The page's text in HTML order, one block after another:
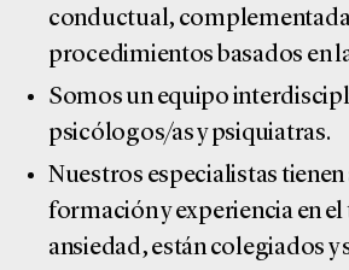
conductual,
procedimientos basados en
Somos un equipo
psicólogos/as y psiquiatras.
Nuestros especialistas
formación y experiencia en
ansiedad, están colegiados y